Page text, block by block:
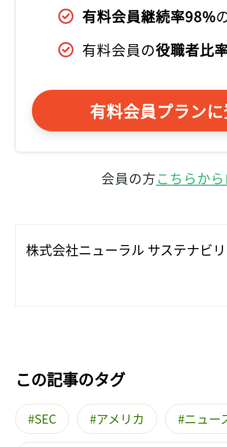
有料会員継続率98%
有料会員の役職者比
有料会員プラン
会員の方こちらか
株式会社ニューラル サステナビ
この記事のタグ
SEC アメリカ ニュー